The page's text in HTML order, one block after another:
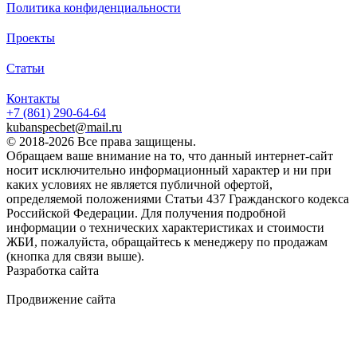
акция
Характеристики:
Длина (L), мм
Высота (H), мм
Политика конфиденциальности
Проекты
Статьи
Контакты
+7 (861) 290-64-64
kubanspecbet@mail.ru
© 2018-2026 Все права защищены.
Обращаем ваше внимание на то, что данный интернет-сайт
носит исключительно информационный характер и ни при
каких условиях не является публичной офертой,
определяемой положениями Статьи 437 Гражданского кодекса
Российской Федерации. Для получения подробной
информации о технических характеристиках и стоимости
ЖБИ, пожалуйста, обращайтесь к менеджеру по продажам
(кнопка для связи выше).
Разработка сайта
Продвижение сайта